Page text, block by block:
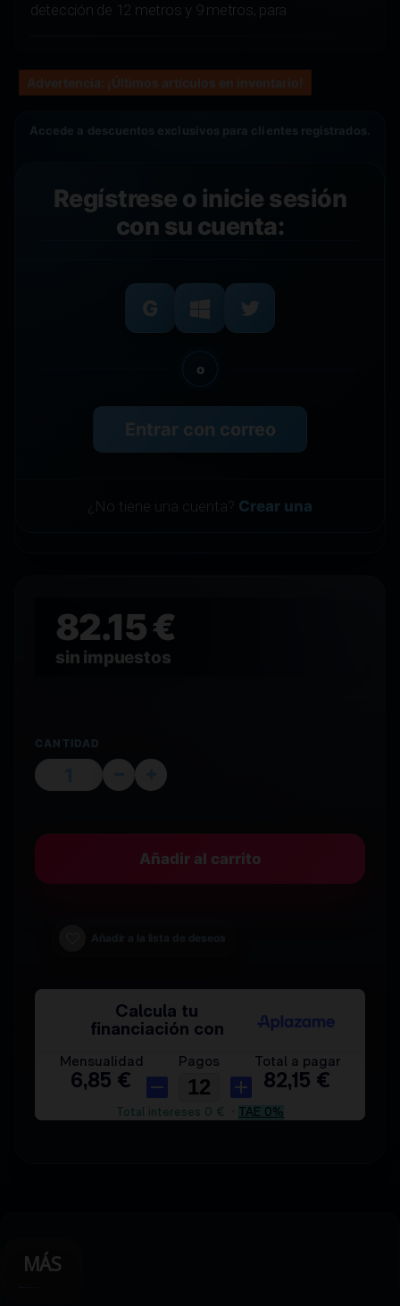
detección de 12 metros y 9 metros, para
Advertencia: ¡Últimos artículos en inventario!
Regístrese o inicie sesión
con su cuenta:
o
Entrar con correo
¿No tiene una cuenta? Crear una
82.15 €
sin impuestos
CANTIDAD
Añadir al carrito
MÁS